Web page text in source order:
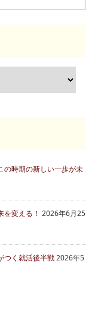
の時期の新しい一歩が未
変える！ 2026年6月25
つく就活後半戦2026年5